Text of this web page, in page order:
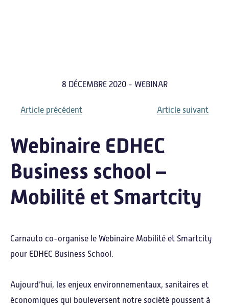
Article précédent
8 DÉCEMBRE 2020 - WEBINAR
Article suivant
Webinaire EDHEC
Business school –
Mobilité et Smartcity
Carnauto co-organise le Webinaire Mobilité et Smartcity
pour EDHEC Business School.
Aujourd’hui, les enjeux environnementaux, sanitaires et
économiques qui bouleversent notre société poussent à